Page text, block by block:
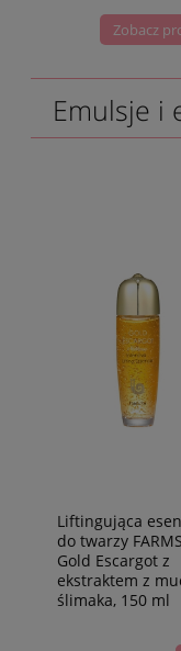
Zobacz
Emulsje i
Liftingująca
do twarzy
Gold Escargot z
ekstraktem z
ślimaka, 150 ml